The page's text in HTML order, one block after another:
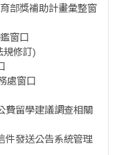
部獎補助計畫彙整窗
窗口
規修訂)
處窗口
費留學建議調查相關
件發送公告系統管理